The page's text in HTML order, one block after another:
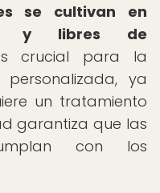
se cultivan en
y libres de
crucial para la
ya
un tratamiento
garantiza que las
con los